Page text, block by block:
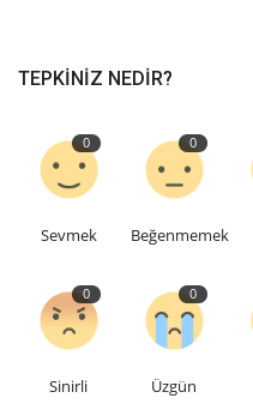
English Turkish
TEPKINIZ NEDIR?
0
Sevmek
0
Beğenmemek
0
Sinirli
0
Üzgün